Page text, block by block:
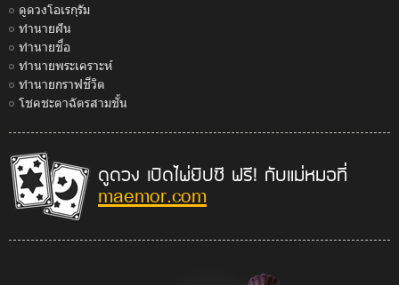
ดูดวงโอเรกุรัม
ทำนายฝัน
ทำนายชื่อ
ทำนายพระเคราะห์
ทำนายกราฟชีวิต
โชคชะตาฉัตรสามชั้น
ดูดวง เปิดไพ่ยิปซี ฟรี! กับแม่หมอที่
maemor.com